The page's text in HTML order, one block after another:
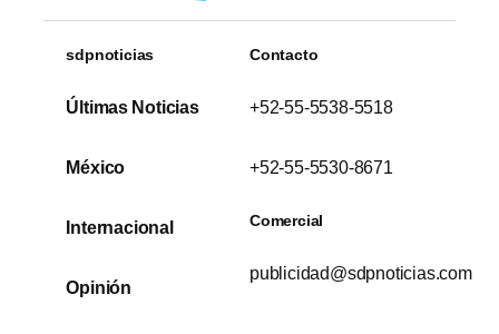
sdpnoticias
Últimas Noticias
México
Internacional
Opinión
Contacto
+52-55-5538-5518
+52-55-5530-8671
Comercial
publicidad@sdpnoticias.com